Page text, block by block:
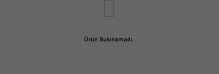
Ürün Bulunamadı.